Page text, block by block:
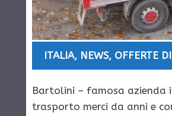
ITALIA, NEWS, OFFERTE
Bartolini – famosa azienda
trasporto merci da anni e